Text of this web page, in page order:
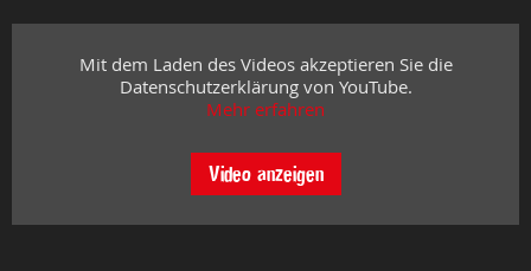
Mit dem Laden des Videos akzeptieren Sie die
Datenschutzerklärung von YouTube.
Mehr erfahren
Video anzeigen